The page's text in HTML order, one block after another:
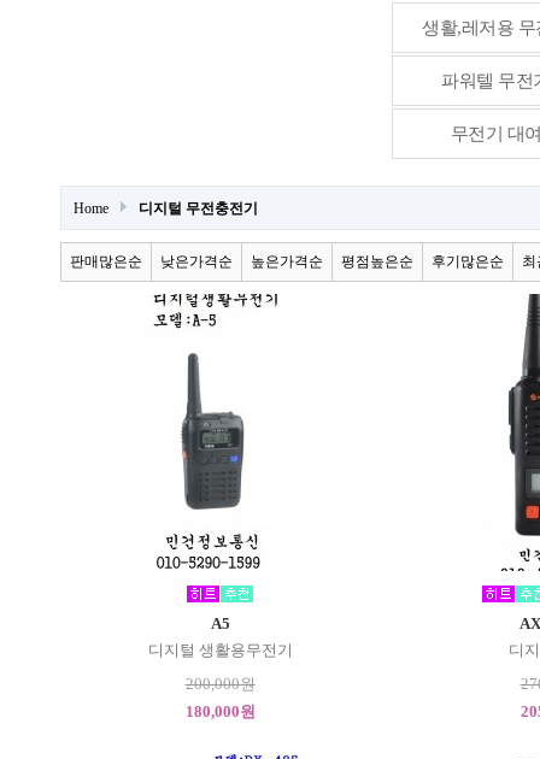
생활,레저용 무
파워텔 무전
무전기 대
Home 디지털 무전충전기
판매많은순 낮은가격순 높은가격순 평점높은순 후기많은순 최
A5
디지털 생활용무전기
200,000원
180,000원
디